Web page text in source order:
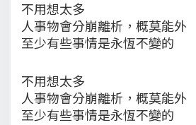
不用想太多
人事物會分崩離析，概莫能外
至少有些事情是永恆不變的
不用想太多
人事物會分崩離析，概莫能外
至少有些事情是永恆不變的